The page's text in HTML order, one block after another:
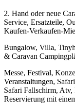
2. Hand oder neue
Service, Ersatzteile,
Kaufen-Verkaufen-
Bungalow, Villa,
& Caravan
Messe, Festival,
Veranstaltungen,
Safari Fallschirm,
Reservierung mit